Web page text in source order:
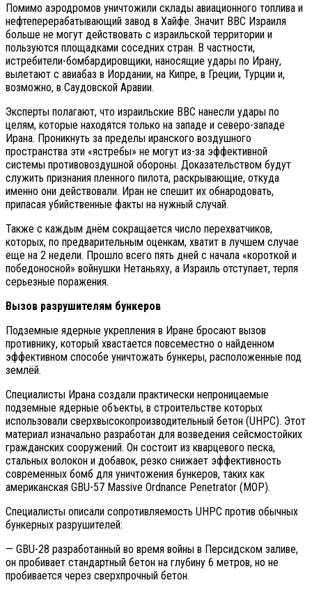
Помимо аэродромов уничтожили склады авиационного топлива и
нефтеперерабатывающий завод в Хайфе. Значит ВВС Израиля
больше не могут действовать с израильской территории и
пользуются площадками соседних стран. В частности,
истребители-бомбардировщики, наносящие удары по Ирану,
вылетают с авиабаз в Иордании, на Кипре, в Греции, Турции и,
возможно, в Саудовской Аравии.
Эксперты полагают, что израильские ВВС нанесли удары по
целям, которые находятся только на западе и северо-западе
Ирана. Проникнуть за пределы иранского воздушного
пространства эти «ястребы» не могут из-за эффективной
системы противовоздушной обороны. Доказательством будут
служить признания пленного пилота, раскрывающие, откуда
именно они действовали. Иран не спешит их обнародовать,
припасая убийственные факты на нужный случай.
Также с каждым днём сокращается число перехватчиков,
которых, по предварительным оценкам, хватит в лучшем случае
еще на 2 недели. Прошло всего пять дней с начала «короткой и
победоносной» войнушки Нетаньяху, а Израиль отступает, терпя
серьезные поражения.
Вызов разрушителям бункеров
Подземные ядерные укрепления в Иране бросают вызов
противнику, который хвастается повсеместно о найденном
эффективном способе уничтожать бункеры, расположенные под
землёй.
Специалисты Ирана создали практически непроницаемые
подземные ядерные объекты, в строительстве которых
использовали сверхвысокопроизводительный бетон (UHPC). Этот
материал изначально разработан для возведения сейсмостойких
гражданских сооружений. Он состоит из кварцевого песка,
стальных волокон и добавок, резко снижает эффективность
современных бомб для уничтожения бункеров, таких как
американская GBU-57 Massive Ordnance Penetrator (MOP).
Специалисты описали сопротивляемость UHPC против обычных
бункерных разрушителей:
— GBU-28 разработанный во время войны в Персидском заливе,
он пробивает стандартный бетон на глубину 6 метров, но не
пробивается через сверхпрочный бетон.